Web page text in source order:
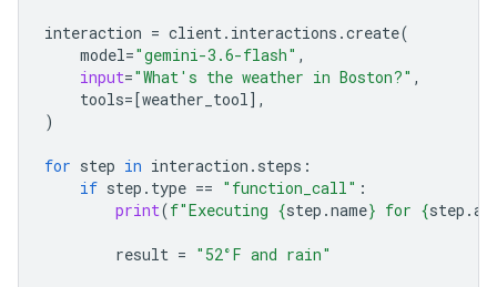
interaction = client. interactions .create(
model="gemini-3.6-flash" ,
input="What's the weather in Boston?" ,
tools=[weather_tool],
)
for step in interaction . steps :
if step . type == "function_call" :
print(f"Executing {step .name} for {step .
result = "52°F and rain"